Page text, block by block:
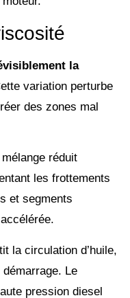
la
variation perturbe
des zones mal
réduit
les frottements
et segments
la circulation d’huile,
Le
pression diesel